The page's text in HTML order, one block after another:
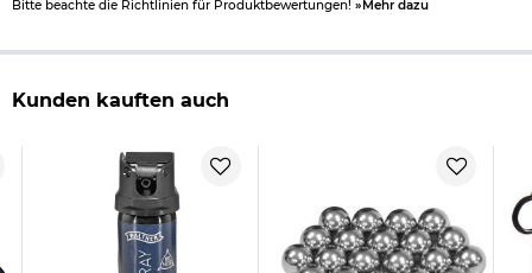
Bitte beachte die Richtlinien für Produktbewertungen! »Mehr dazu
Kunden kauften auch